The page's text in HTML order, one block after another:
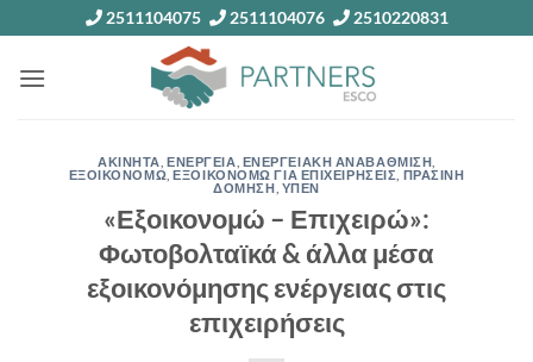
to
content
2511104075 2511104076 2510220831
ΑΚΙΝΗΤΑ ,ΕΝΕΡΓΕΙΑ ΕΝΕΡΓΕΙΑΚΗ ΑΝΑΒΑΘΜΙΣΗ
ΕΞΟΙΚΟΝΟΜΩ ,ΕΞΟΙΚΟΝΟΜΩ ΓΙΑ ΕΠΙΧΕΙΡΗΣΕΙΣ ΠΡΑΣΙΝΗ
ΔΟΜΗΣΗ ΥΠΕΝ
«Εξοικονομώ – Επιχειρώ»:
Φωτοβολταϊκά & άλλα μέσα
εξοικονόμησης ενέργειας στις
επιχειρήσεις